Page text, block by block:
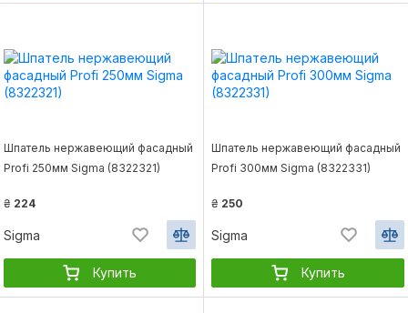
Шпатель нержавеющий фасадный
Profi 250мм Sigma (8322321)
₴ 224
Sigma
Купить
Шпатель нержавеющий фасадный
Profi 300мм Sigma (8322331)
₴ 250
Sigma
Купить